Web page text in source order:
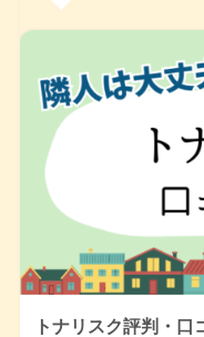
トナリスク評判・